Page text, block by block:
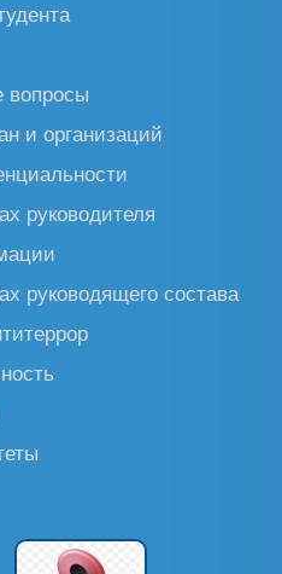
вопросы
и организаций
руководителя
руководящего состава